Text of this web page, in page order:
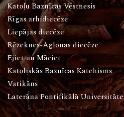
Katoļu Baznīcas Vēstnesis
Rīgas arhidiecēze
Liepājas diecēze
Rēzeknes-Aglonas diecēze
Ejiet un Māciet
Katoliskās Baznīcas Katehisms
Vatikāns
Laterāna Pontifikālā Universitāte